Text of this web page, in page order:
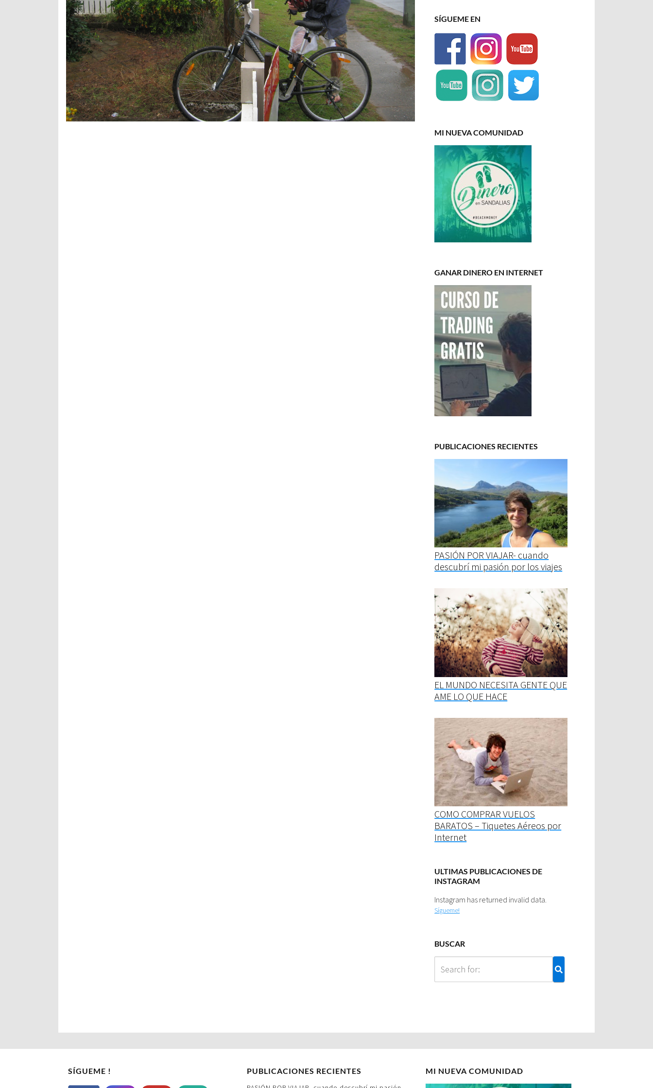
SÍGUEME EN
MI NUEVA COMUNIDAD
GANAR DINERO EN INTERNET
PUBLICACIONES RECIENTES
PASIÓN POR VIAJAR- cuando
descubrí mi pasión por los viajes
EL MUNDO NECESITA GENTE QUE
AME LO QUE HACE
COMO COMPRAR VUELOS
BARATOS – Tiquetes Aéreos por
Internet
ULTIMAS PUBLICACIONES DE
INSTAGRAM
Instagram has returned invalid data.
Sígueme!
BUSCAR
SÍGUEME ! PUBLICACIONES RECIENTES MI NUEVA COMUNIDAD